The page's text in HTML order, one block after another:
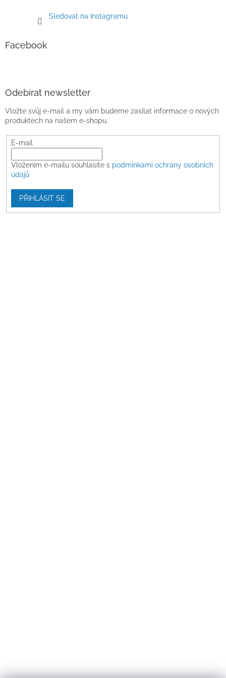
Sledovat na Instagramu
Facebook
Odebírat newsletter
Vložte svůj e-mail a my vám budeme zasílat informace o nových
produktech na našem e-shopu.
E-mail
Vložením e-mailu souhlasíte s podmínkami ochrany osobních
údajů
PŘIHLÁSIT SE